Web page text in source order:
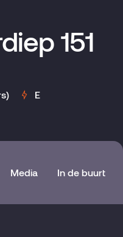
151
E
Media In de buurt